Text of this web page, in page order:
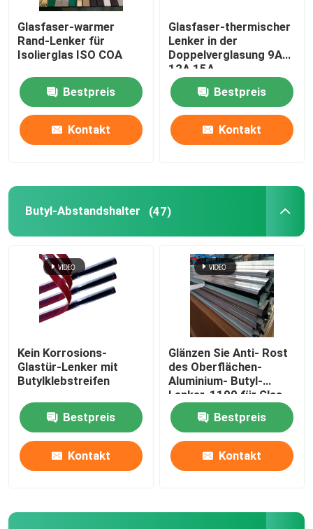
Glasfaser-warmer
Rand-Lenker für
Isolierglas ISO COA
Bestpreis
Kontakt
Glasfaser-thermischer
Lenker in der
Doppelverglasung 9A
12A 15A
Bestpreis
Kontakt
Butyl-Abstandshalter (47)
Kein Korrosions-
Glastür-Lenker mit
Butylklebstreifen
Bestpreis
Kontakt
Glänzen Sie Anti- Rost
des Oberflächen-
Aluminium- Butyl-
Lenker-1100 für Glas-
Windows
Bestpreis
Kontakt